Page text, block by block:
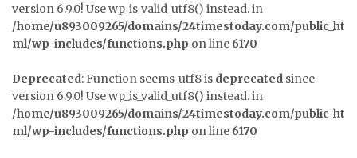
version 6.9.0! Use wp_is_valid_utf8() instead. in
/home/u893009265/domains/24timestoday.com/public_ht
ml/wp-includes/functions.php on line 6170
Deprecated: Function seems_utf8 is deprecated since
version 6.9.0! Use wp_is_valid_utf8() instead. in
/home/u893009265/domains/24timestoday.com/public_ht
ml/wp-includes/functions.php on line 6170